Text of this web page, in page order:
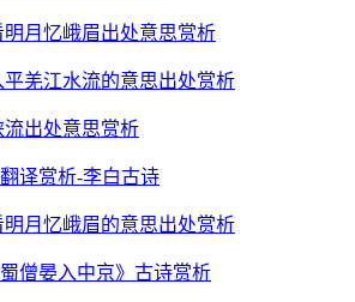
月忆峨眉出处意思赏析
羌江水流的意思出处赏析
出处意思赏析
译赏析-李白古诗
月忆峨眉的意思出处赏析
僧晏入中京》古诗赏析